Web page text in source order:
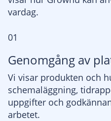
vardag.
01
Genomgång av
Vi visar produkten och
schemaläggning,
uppgifter och
arbetet.